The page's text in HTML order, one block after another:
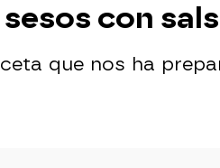
con
que nos ha